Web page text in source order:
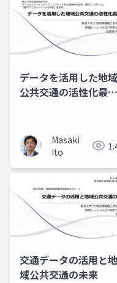
データを活用した地域
公共交通の活性化最前
Masaki
Ito
交通データの活用と地
域公共交通の未来